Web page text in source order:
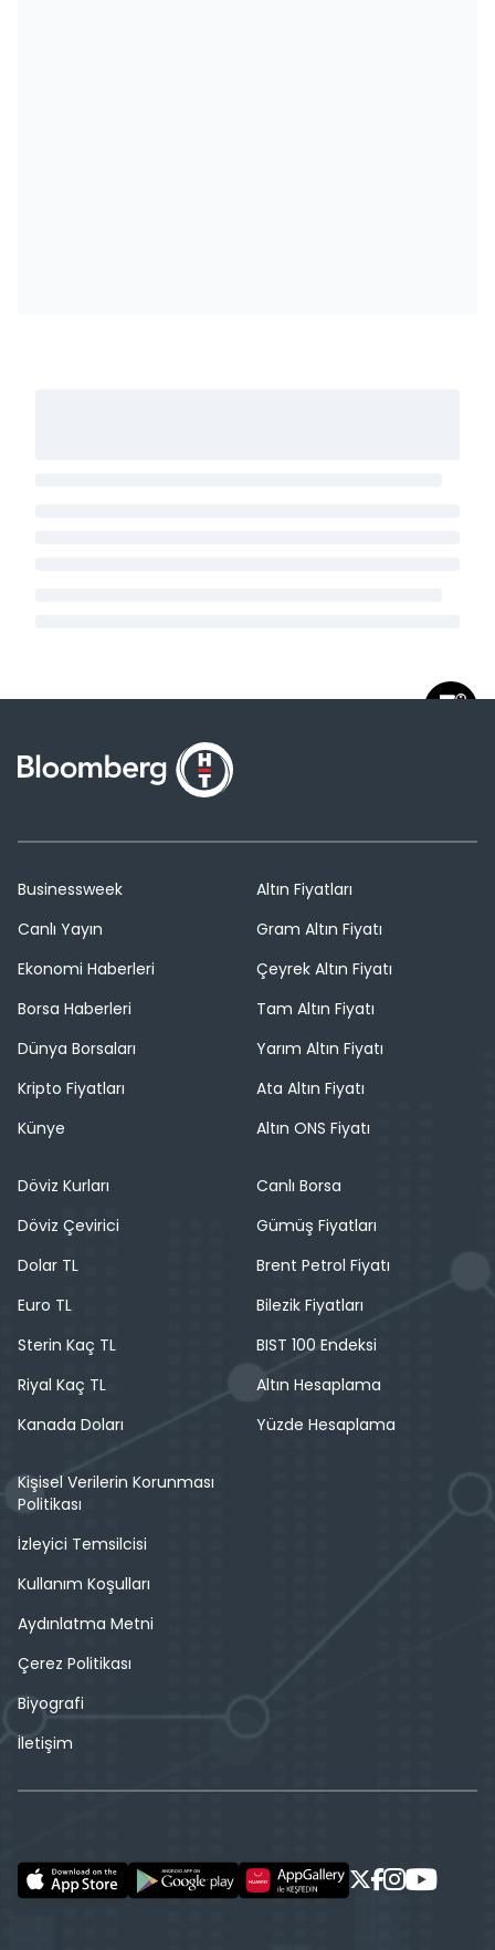
Businessweek
Canlı Yayın
Ekonomi Haberleri
Borsa Haberleri
Dünya Borsaları
Kripto Fiyatları
Künye
Altın Fiyatları
Gram Altın Fiyatı
Çeyrek Altın Fiyatı
Tam Altın Fiyatı
Yarım Altın Fiyatı
Ata Altın Fiyatı
Altın ONS Fiyatı
Döviz Kurları
Döviz Çevirici
Dolar TL
Euro TL
Sterin Kaç TL
Riyal Kaç TL
Kanada Doları
Canlı Borsa
Gümüş Fiyatları
Brent Petrol Fiyatı
Bilezik Fiyatları
BIST 100 Endeksi
Altın Hesaplama
Yüzde Hesaplama
Kişisel Verilerin Korunması
Politikası
İzleyici Temsilcisi
Kullanım Koşulları
Aydınlatma Metni
Çerez Politikası
Biyografi
İletişim